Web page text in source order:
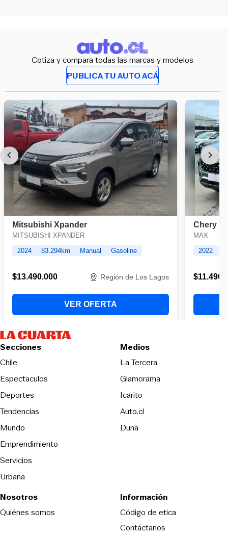
Cotiza y compara todas las marcas y modelos
PUBLICA TU AUTO ACÁ
Secciones
Chile
Espectaculos
Deportes
Tendencias
Mundo
Emprendimiento
Servicios
Urbana
Medios
La TerceraOpens in new
Glamorama
Icarito
Auto.cl
DunaOpens in new window
Nosotros
Quiénes somos
Información
Código de eticaOpens in new
Contáctanos